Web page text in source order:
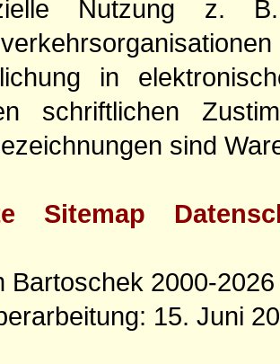
Nutzung z.
in
schriftlichen
sind
Sitemap
Bartoschek 2000-2026
15. Juni